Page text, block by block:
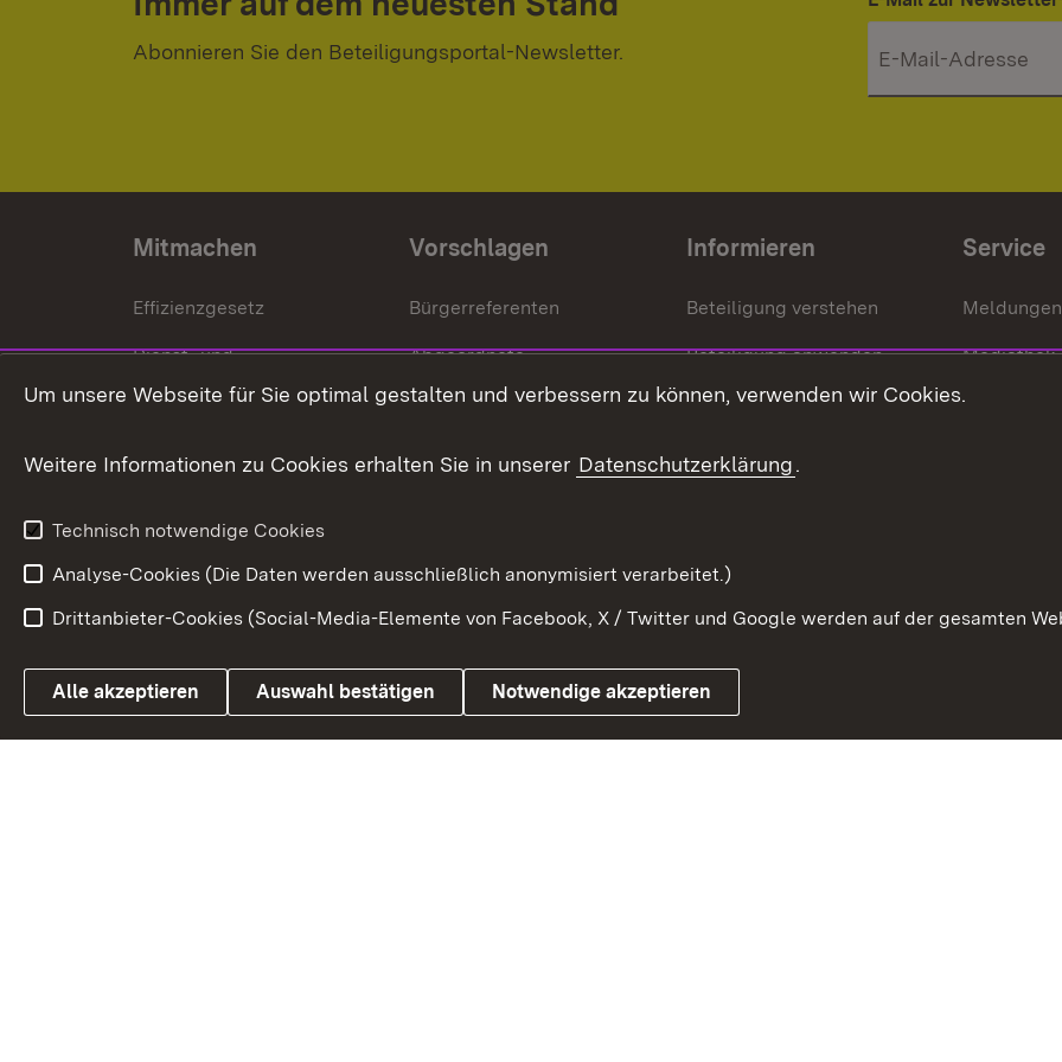
Abonnieren Sie den Beteiligungsportal-Newsletter.
Mitmachen
Effizienzgesetz
Dienst- und
Versorgungsbezüge
Weitere
Vorschlagen
Bürgerreferenten
Abgeordnete
Bürgerbeauftragte
Informieren
Beteiligung verstehen
Beteiligung anwenden
Beteiligung stärken
Service
Meldungen
Mediathek
Link zum Landesportal
Impressum Kontakt
Um unsere Webseite für Sie optimal gestalten und verbessern zu können, verwenden wir Cookies.
Weitere Informationen zu Cookies erhalten Sie in unserer Datenschutzerklärung.
Technisch notwendige Cookies
Analyse-Cookies (Die Daten werden ausschließlich anonymisiert verarbeitet.)
Drittanbieter-Cookies (Social-Media-Elemente von Facebook, X / Twitter und Google werden auf der gesamten
Alle akzeptieren Auswahl bestätigen Notwendige akzeptieren